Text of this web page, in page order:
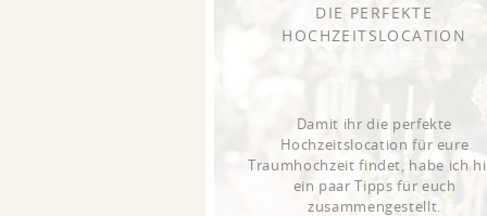
DIE PERFEKTE
HOCHZEITSLOCATION
Damit ihr die perfekte
Hochzeitslocation für eure
Traumhochzeit findet, habe ich
ein paar Tipps für euch
zusammengestellt.